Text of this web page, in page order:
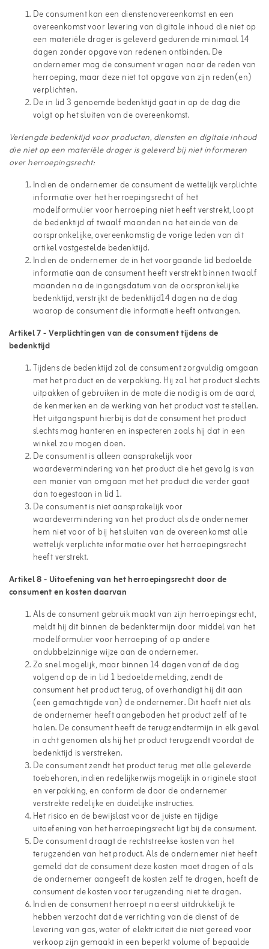
De consument kan een dienstenovereenkomst en een
overeenkomst voor levering van digitale inhoud die niet op
een materiële drager is geleverd gedurende minimaal 14
dagen zonder opgave van redenen ontbinden. De
ondernemer mag de consument vragen naar de reden van
herroeping, maar deze niet tot opgave van zijn reden(en)
verplichten.
De in lid 3 genoemde bedenktijd gaat in op de dag die
volgt op het sluiten van de overeenkomst.
Verlengde bedenktijd voor producten, diensten en digitale inhoud
die niet op een materiële drager is geleverd bij niet informeren
over herroepingsrecht:
Indien de ondernemer de consument de wettelijk verplichte
informatie over het herroepingsrecht of het
modelformulier voor herroeping niet heeft verstrekt, loopt
de bedenktijd af twaalf maanden na het einde van de
oorspronkelijke, overeenkomstig de vorige leden van dit
artikel vastgestelde bedenktijd.
Indien de ondernemer de in het voorgaande lid bedoelde
informatie aan de consument heeft verstrekt binnen twaalf
maanden na de ingangsdatum van de oorspronkelijke
bedenktijd, verstrijkt de bedenktijd14 dagen na de dag
waarop de consument die informatie heeft ontvangen.
Artikel 7 - Verplichtingen van de consument tijdens de
bedenktijd
Tijdens de bedenktijd zal de consument zorgvuldig omgaan
met het product en de verpakking. Hij zal het product slechts
uitpakken of gebruiken in de mate die nodig is om de aard,
de kenmerken en de werking van het product vast te stellen.
Het uitgangspunt hierbij is dat de consument het product
slechts mag hanteren en inspecteren zoals hij dat in een
winkel zou mogen doen.
De consument is alleen aansprakelijk voor
waardevermindering van het product die het gevolg is van
een manier van omgaan met het product die verder gaat
dan toegestaan in lid 1.
De consument is niet aansprakelijk voor
waardevermindering van het product als de ondernemer
hem niet voor of bij het sluiten van de overeenkomst alle
wettelijk verplichte informatie over het herroepingsrecht
heeft verstrekt.
Artikel 8 - Uitoefening van het herroepingsrecht door de
consument en kosten daarvan
Als de consument gebruik maakt van zijn herroepingsrecht,
meldt hij dit binnen de bedenktermijn door middel van het
modelformulier voor herroeping of op andere
ondubbelzinnige wijze aan de ondernemer.
Zo snel mogelijk, maar binnen 14 dagen vanaf de dag
volgend op de in lid 1 bedoelde melding, zendt de
consument het product terug, of overhandigt hij dit aan
(een gemachtigde van) de ondernemer. Dit hoeft niet als
de ondernemer heeft aangeboden het product zelf af te
halen. De consument heeft de terugzendtermijn in elk geval
in acht genomen als hij het product terugzendt voordat de
bedenktijd is verstreken.
De consument zendt het product terug met alle geleverde
toebehoren, indien redelijkerwijs mogelijk in originele staat
en verpakking, en conform de door de ondernemer
verstrekte redelijke en duidelijke instructies.
Het risico en de bewijslast voor de juiste en tijdige
uitoefening van het herroepingsrecht ligt bij de consument.
De consument draagt de rechtstreekse kosten van het
terugzenden van het product. Als de ondernemer niet heeft
gemeld dat de consument deze kosten moet dragen of als
de ondernemer aangeeft de kosten zelf te dragen, hoeft de
consument de kosten voor terugzending niet te dragen.
Indien de consument herroept na eerst uitdrukkelijk te
hebben verzocht dat de verrichting van de dienst of de
levering van gas, water of elektriciteit die niet gereed voor
verkoop zijn gemaakt in een beperkt volume of bepaalde